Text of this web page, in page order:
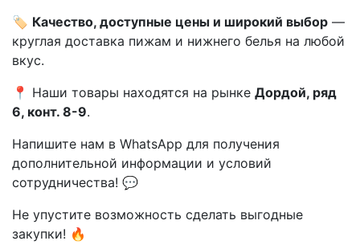
🏷️ Качество, доступные цены и широкий выбор —
круглая доставка пижам и нижнего белья на любой
вкус.
📍 Наши товары находятся на рынке Дордой, ряд
6, конт. 8-9.
Напишите нам в WhatsApp для получения
дополнительной информации и условий
сотрудничества! 💬
Не упустите возможность сделать выгодные
закупки! 🔥